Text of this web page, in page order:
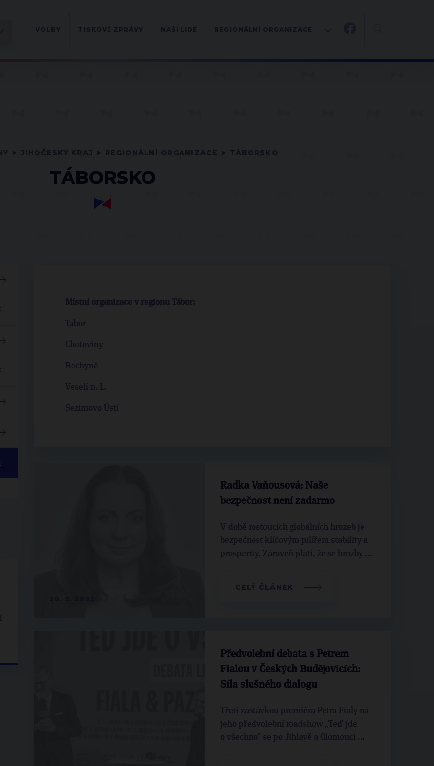
TÁBORSKO
Místní organizace v regionu Tábor:
Tábor
Chotoviny
Bechyně
Veselí n. L.
Sezimovo Ústí
Radka Vaňousová: Naše
bezpečnost není zadarmo
V době rostoucích globálních hrozeb je
bezpečnost klíčovým pilířem stability a
prosperity. Zároveň platí, že se hrozby ...
CELÝ ČLÁNEK
Předvolební debata s Petrem
Fialou v Českých Budějovicích:
Síla slušného dialogu
Třetí zastávkou premiéra Petra Fialy na
jeho předvolební roadshow „Teď jde
o všechno" se po Jihlavě a Olomouci ...